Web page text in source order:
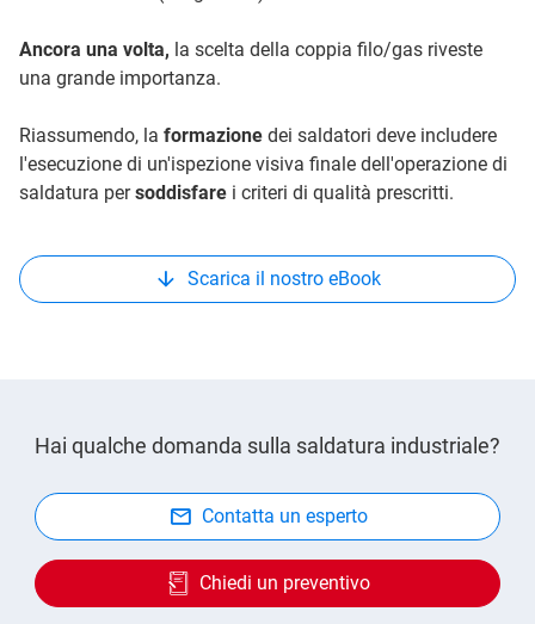
Ancora una volta, la scelta della coppia filo/gas riveste
una grande importanza.
Riassumendo, la formazione dei saldatori deve includere
l'esecuzione di un'ispezione visiva finale dell'operazione di
saldatura persoddisfare i criteri di qualità prescritti.
Scarica il nostro eBook
Hai qualche domanda sulla saldatura industriale?
Contatta un esperto
Chiedi un preventivo